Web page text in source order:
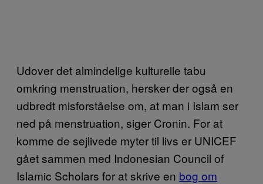
Udover det almindelige kulturelle tabu
omkring menstruation, hersker der også en
udbredt misforståelse om, at man i Islam ser
ned på menstruation, siger Cronin. For at
komme de sejlivede myter til livs er UNICEF
gået sammen med Indonesian Council of
Islamic Scholars for at skrive en bog om